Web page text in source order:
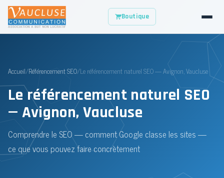
Boutique
Accueil/Référencement SEO/Le référencement naturel SEO — Avignon, Vaucluse
Le référencement naturel SEO
— Avignon, Vaucluse
Comprendre le SEO — comment Google classe les sites —
ce que vous pouvez faire concrètement